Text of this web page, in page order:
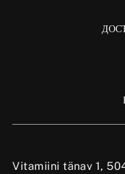
Vitamiini tänav 1,